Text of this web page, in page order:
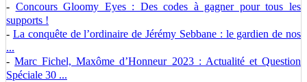
- Concours Gloomy Eyes : Des codes à gagner pour tous les
supports !
- La conquête de l’ordinaire de Jérémy Sebbane : le gardien de nos
...
-Marc Fichel, Maxôme d’Honneur 2023 : Actualité et Question
Spéciale 30 ...